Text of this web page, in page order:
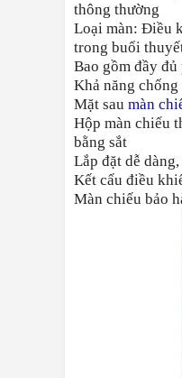
thông thường
Loại màn: Điều
trong buổi
Bao gồm đầy
Khả năng
Mặt sau màn
Hộp màn chiếu
bằng sắt
Lắp đặt dễ
Kết cấu điều
Màn chiếu bảo